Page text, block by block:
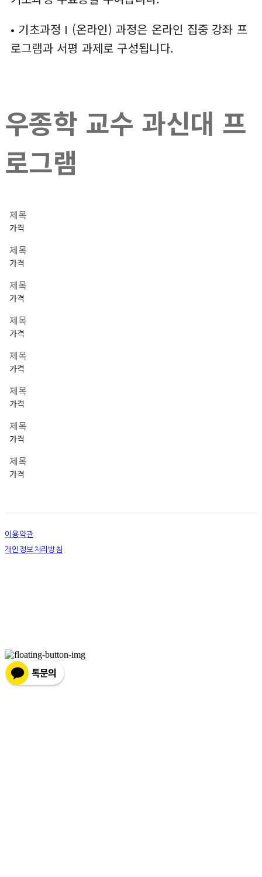
• 기초과정 I (온라인) 과정은 온라인 집중 강좌 프
로그램과 서평 과제로 구성됩니다.
우종학 교수 과신대 프
로그램
제목
가격
제목
가격
제목
가격
제목
가격
제목
가격
제목
가격
제목
가격
제목
가격
이용약관
개인정보처리방침